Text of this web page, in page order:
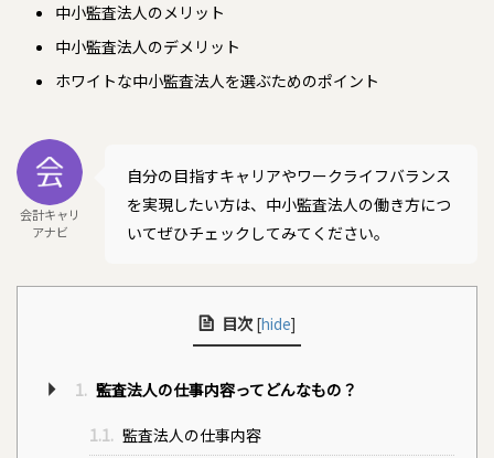
中小監査法人のメリット
中小監査法人のデメリット
ホワイトな中小監査法人を選ぶためのポイント
会計キャリ
アナビ
自分の目指すキャリアやワークライフバランス
を実現したい方は、中小監査法人の働き方につ
いてぜひチェックしてみてください。
目次 [hide]
1. 監査法人の仕事内容ってどんなもの？
1.1. 監査法人の仕事内容